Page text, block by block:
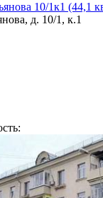
10/1к1 (44,1
д. 10/1, к.1